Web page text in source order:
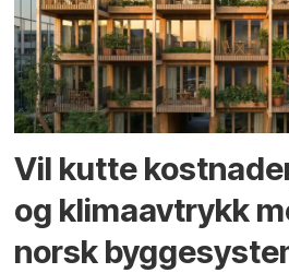
Vil kutte
og klima­avtrykk
norsk